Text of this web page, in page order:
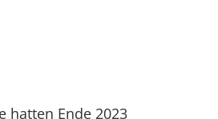
hatten Ende 2023